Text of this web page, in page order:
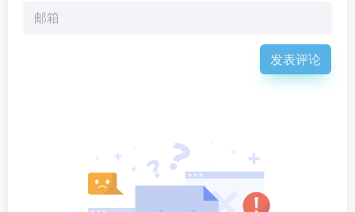
发表评论